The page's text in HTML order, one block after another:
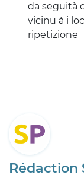
da seguità
vicinu à i
ripetizione
Rédaction